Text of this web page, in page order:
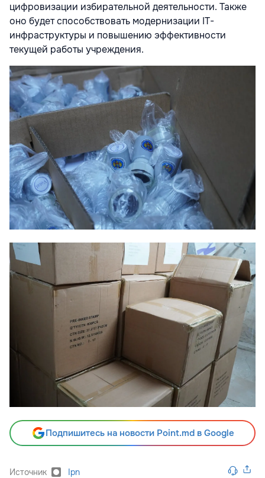
цифровизации избирательной деятельности. Также
оно будет способствовать модернизации IT-
инфраструктуры и повышению эффективности
текущей работы учреждения.
Подпишитесь на новости Point.md в Google
Источник Ipn